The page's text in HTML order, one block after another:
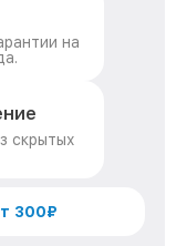
на
скрытых
300₽